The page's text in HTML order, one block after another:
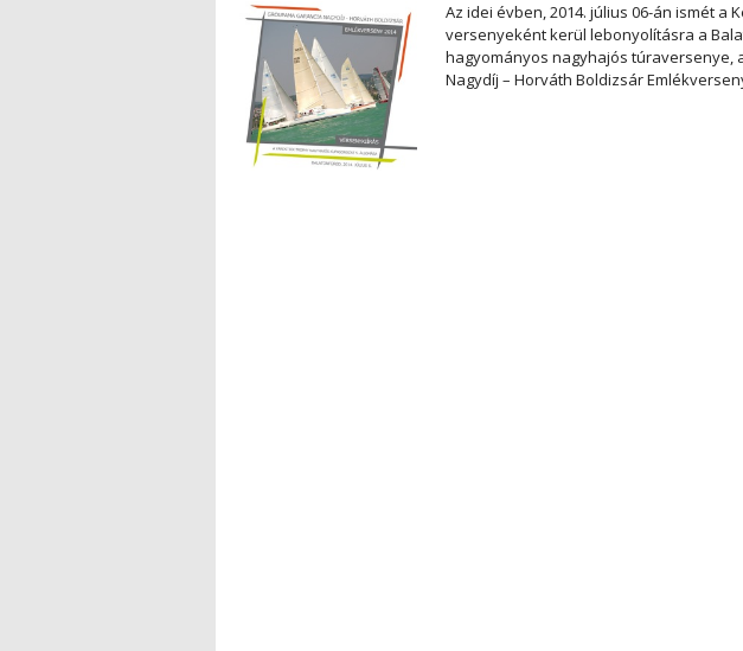
Az idei évben, 2014. július 06-án ismét a
versenyeként kerül lebonyolításra a
hagyományos nagyhajós túraversenye,
Nagydíj – Horváth Boldizsár